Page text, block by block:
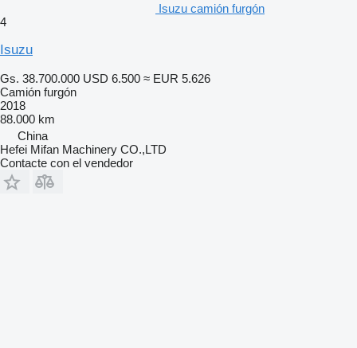
Isuzu camión furgón
4
Isuzu
Gs. 38.700.000 USD 6.500 ≈ EUR 5.626
Camión furgón
2018
88.000 km
China
Hefei Mifan Machinery CO.,LTD
Contacte con el vendedor